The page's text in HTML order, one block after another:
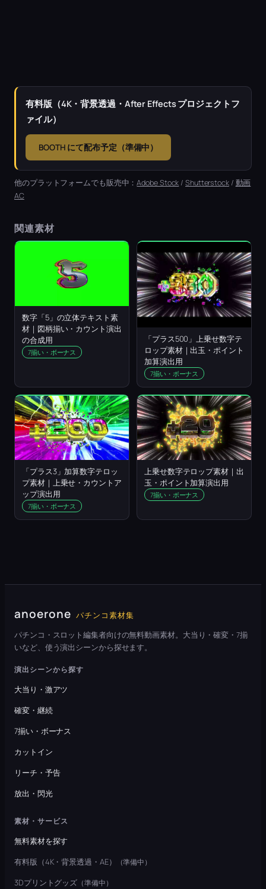
有料版（4K・背景透過・After Effects プロジェクトフ
ァイル）
BOOTH にて配布予定（準備中）
他のプラットフォームでも販売中：Adobe Stock /Shutterstock/ 動画
AC
関連素材
数字「5」の立体テキスト素
材｜図柄揃い・カウント演出
の合成用
7揃い・ボーナス
「プラス500」上乗せ数字テ
ロップ素材｜出玉・ポイント
加算演出用
7揃い・ボーナス
「プラス3」加算数字テロッ
プ素材｜上乗せ・カウントア
ップ演出用
7揃い・ボーナス
上乗せ数字テロップ素材｜出
玉・ポイント加算演出用
7揃い・ボーナス
anoerone パチンコ素材集
パチンコ・スロット編集者向けの無料動画素材。大当り・確変・7揃
いなど、使う演出シーンから探せます。
演出シーンから探す
大当り・激アツ
確変・継続
7揃い・ボーナス
カットイン
リーチ・予告
放出・閃光
素材・サービス
無料素材を探す
有料版（4K・背景透過・AE）
（準備中）
3Dプリントグッズ （準備中）